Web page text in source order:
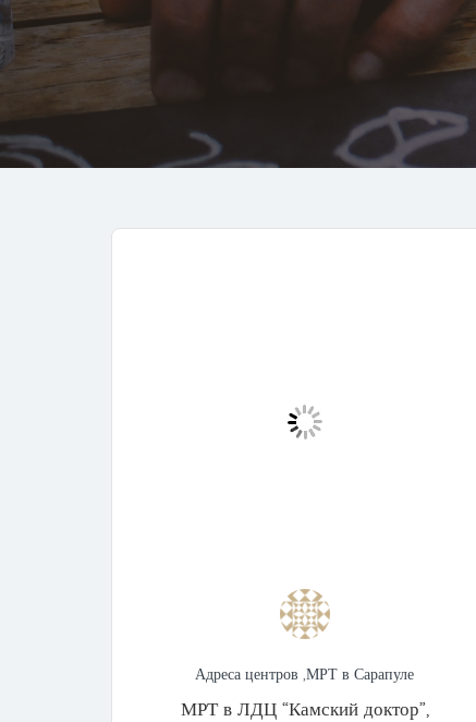
Адреса центров ,МРТ в Сарапуле
МРТ в ЛДЦ “Камский доктор”,